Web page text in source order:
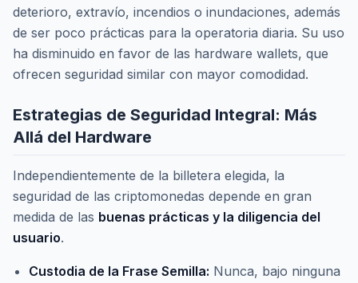
deterioro, extravío, incendios o inundaciones, además
de ser poco prácticas para la operatoria diaria. Su uso
ha disminuido en favor de las hardware wallets, que
ofrecen seguridad similar con mayor comodidad.
Estrategias de Seguridad Integral: Más
Allá del Hardware
Independientemente de la billetera elegida, la
seguridad de las criptomonedas depende en gran
medida de las buenas prácticas y la diligencia del
usuario.
Custodia de la Frase Semilla: Nunca, bajo ninguna